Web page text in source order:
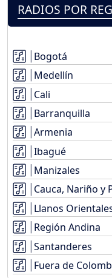
RADIOS POR
Bogotá
Medellín
Cali
Barranquilla
Armenia
Ibagué
Manizales
Cauca, Nariño y
Llanos
Región Andina
Santanderes
Fuera de